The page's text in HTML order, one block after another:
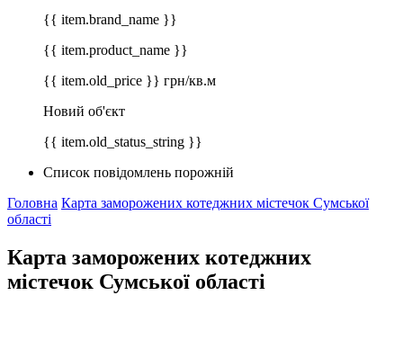
{{ item.brand_name }}
{{ item.product_name }}
{{ item.old_price }} грн/кв.м
Новий об'єкт
{{ item.old_status_string }}
Список повідомлень порожній
Головна Карта заморожених котеджних містечок Сумської
області
Карта заморожених котеджних
містечок Сумської області